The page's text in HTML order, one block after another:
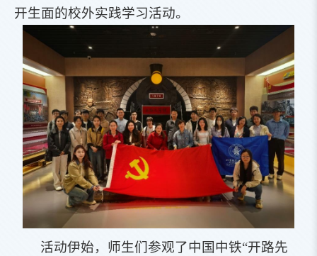
开生面的校外实践学习活动。
活动伊始，师生们参观了中国中铁“开路先